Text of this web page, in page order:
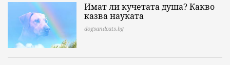
Имат ли кучетата душа? Какво
казва науката
dogsandcats.bg